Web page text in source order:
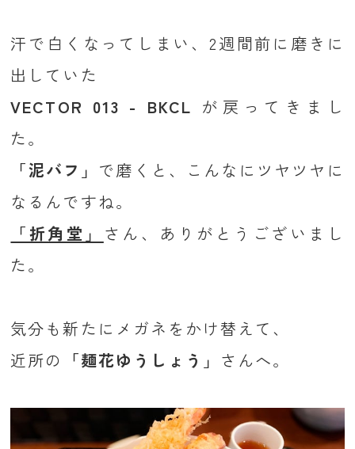
汗で白くなってしまい、2週間前に磨きに
出していた
VECTOR 013 - BKCL が戻ってきまし
た。
「泥バフ」 で磨くと、こんなにツヤツヤに
なるんですね。
「折角堂」 さん、ありがとうございまし
た。
気分も新たにメガネをかけ替えて、
近所の 「麺花ゆうしょう」 さんへ。